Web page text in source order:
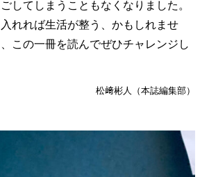
してしまうこともなくなりました。
れれば生活が整う、かもしれませ
この一冊を読んでぜひチャレンジし
松﨑彬人（本誌編集部）